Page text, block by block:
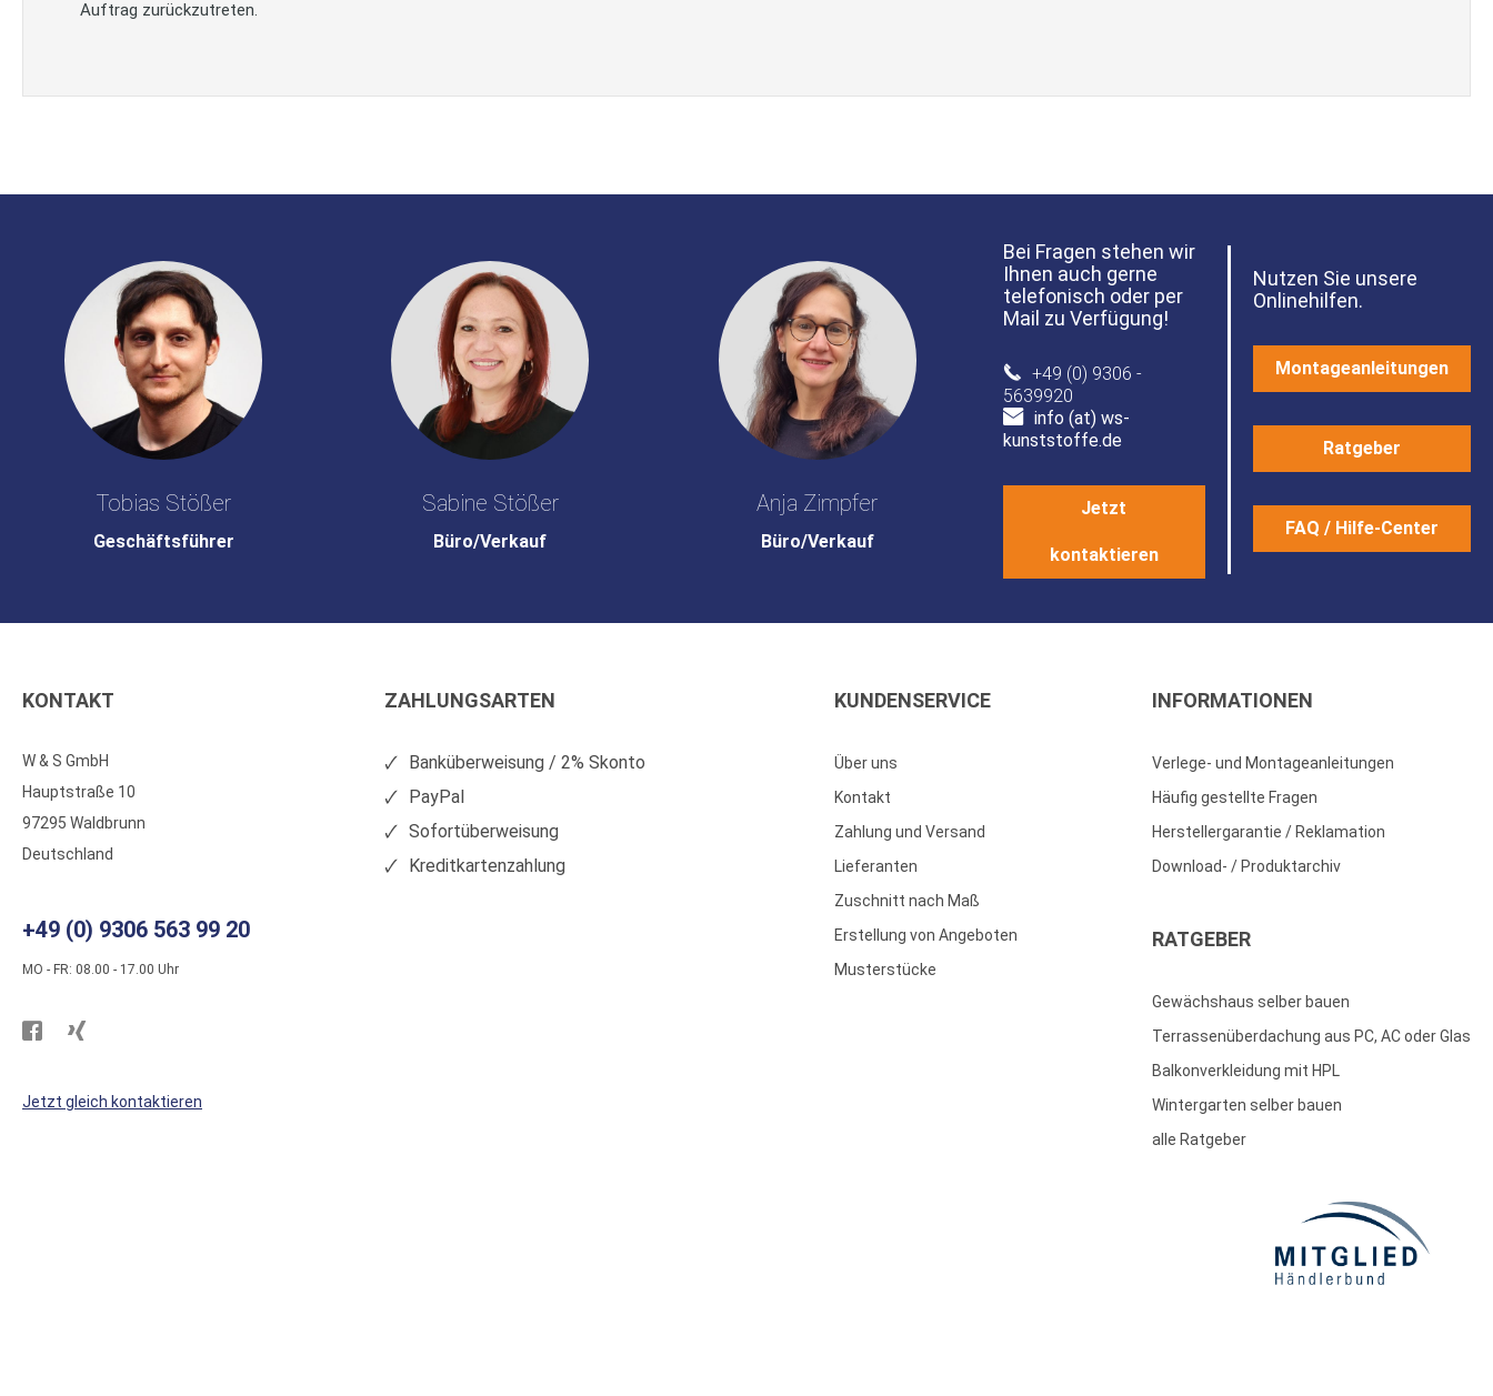
Auftrag zurückzutreten.
Tobias Stößer
Geschäftsführer
Sabine Stößer
Büro/Verkauf
Anja Zimpfer
Büro/Verkauf
Bei Fragen stehen wir
Ihnen auch gerne
telefonisch oder per
Mail zu Verfügung!
+49 (0) 9306 -
5639920
info (at) ws-
kunststoffe.de
Jetzt
kontaktieren
Nutzen Sie unsere
Onlinehilfen.
Montageanleitungen
Ratgeber
FAQ / Hilfe-Center
KONTAKT
W & S GmbH
Hauptstraße 10
97295 Waldbrunn
Deutschland
+49 (0) 9306 563 99 20
MO - FR: 08.00 - 17.00 Uhr
Besuchen
WS
WS
Jetzt gleich kontaktieren
ZAHLUNGSARTEN
Banküberweisung / 2% Skonto
PayPal
Sofortüberweisung
Kreditkartenzahlung
KUNDENSERVICE
Über uns
Kontakt
Zahlung und Versand
Lieferanten
Zuschnitt nach Maß
Erstellung von Angeboten
Musterstücke
INFORMATIONEN
Verlege- und Montageanleitungen
Häufig gestellte Fragen
Herstellergarantie / Reklamation
Download- / Produktarchiv
RATGEBER
Gewächshaus selber bauen
Terrassenüberdachung aus PC, AC oder Glas
Balkonverkleidung mit HPL
Wintergarten selber bauen
alle Ratgeber